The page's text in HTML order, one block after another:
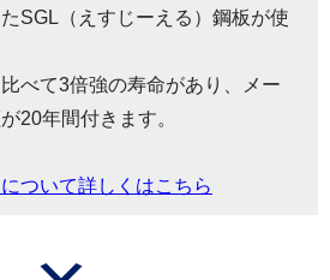
SGL（えすじーえる）鋼板が使
べて3倍強の寿命があり、メー
20年間付きます。
ついて詳しくはこちら